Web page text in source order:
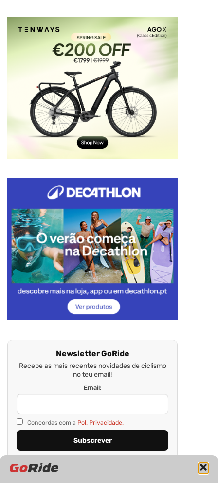
Newsletter GoRide
Recebe as mais recentes novidades de ciclismo
no teu email!
Email:
Concordas com a Pol. Privacidade.